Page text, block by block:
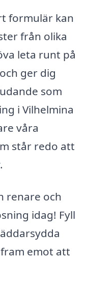
formulär kan
från olika
leta runt på
ger dig
som
i Vilhelmina
våra
står redo att
renare och
idag! Fyll
emot att